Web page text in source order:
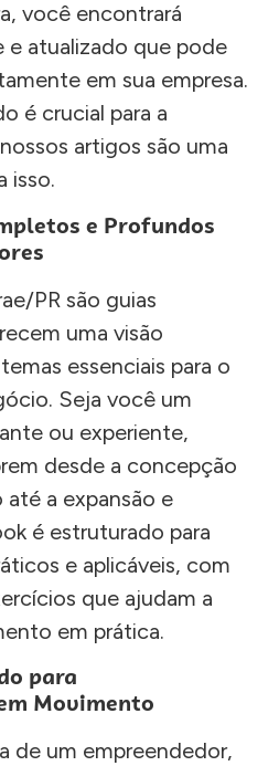
você encontrará
atualizado que pode
em sua empresa.
é crucial para a
artigos são uma
isso.
e Profundos
PR são guias
uma visão
essenciais para o
Seja você um
ou experiente,
desde a concepção
a expansão e
é estruturado para
e aplicáveis, com
que ajudam a
em prática.
para
Movimento
de um empreendedor,